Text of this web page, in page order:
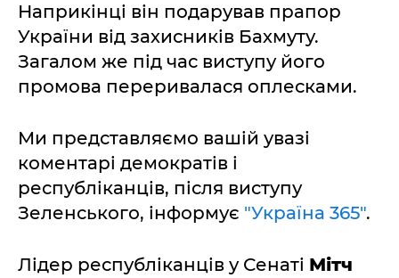
Наприкінці він подарував прапор
України від захисників Бахмуту.
Загалом же під час виступу його
промова переривалася оплесками.
Ми представляємо вашій увазі
коментарі демократів і
республіканців, після виступу
Зеленського, інформує "Україна 365".
Лідер республіканців у Сенаті Мітч